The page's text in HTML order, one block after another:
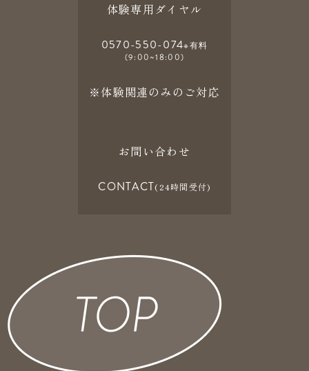
体験専用ダイヤル
0570-550-074※有料
(9:00~18:00)
※体験関連のみのご対応
お問い合わせ
CONTACT(24時間受付)